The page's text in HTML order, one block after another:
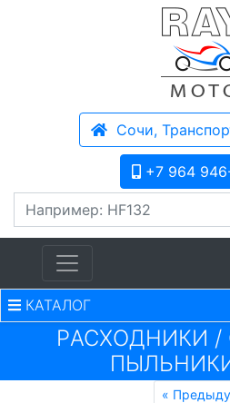
Сочи,
+7 964
КАТАЛОГ
PАСХОДНИКИ /
«